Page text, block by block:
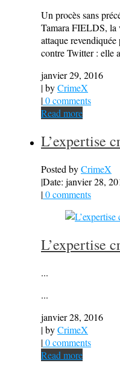
Un procès sans
Tamara FIELDS, la
attaque
contre Twitter : elle
janvier 29, 2016
| byCrimeX
|0 comments
Read more
L’expertise
Posted byCrimeX
|Date: janvier 28,
|0 comments
L’expertise
...
...
janvier 28, 2016
| byCrimeX
|0 comments
Read more